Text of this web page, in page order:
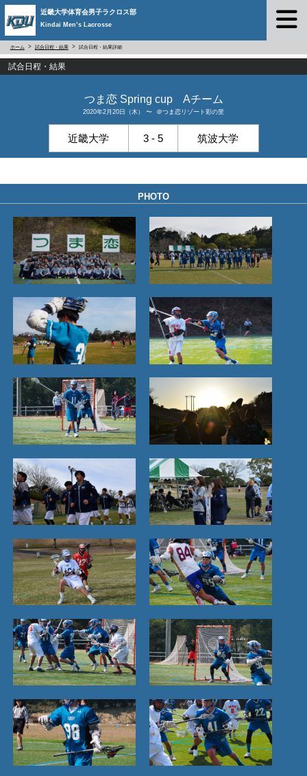
近畿大学体育会男子ラクロス部
Kindai Men’s Lacrosse
ホーム 試合日程・結果 試合日程・結果詳細
試合日程・結果
つま恋 Spring cup Aチーム
2020年2月20日（木） 〜 ＠つま恋リゾート彩の里
近畿大学 3 - 5 筑波大学
PHOTO